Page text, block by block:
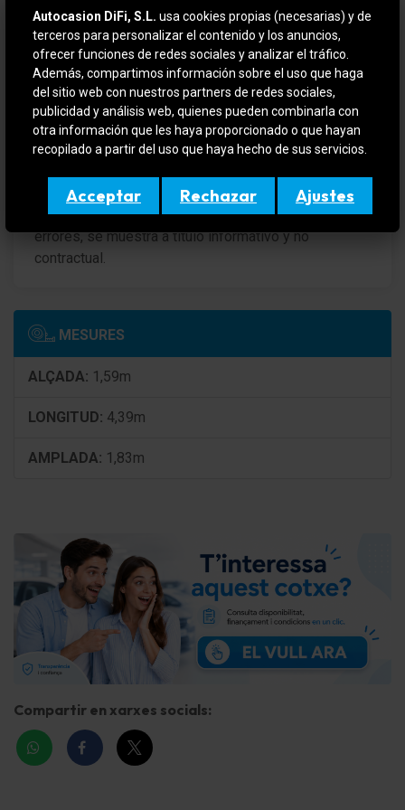
Retrovisor exterior Abyss Black
Barras portaequipajes en el techo
Regulación del alcance de las luces
Encendido automático de luces / Sensor de luz
Luz antiniebla trasera
Pilotos traseros LED
Limpiaparabrisas con Sensor de lluvia
Lunas Cristal protector ruido
Lunas detrás tintadas (Privacy Glass)
Luna trasera calefactable(s)
Receptor de radio digital (DAB+)
6 Altavoces
Dispositivo manos libres Bluetooth
Asistente a la conducción: sistema de seguridad
con automático Aviso de socorro (ERA GLONASS /
eCall)
VEHICULO EN OFERTA SI SE FINANCIA
Para más información contactar por teléfono o e-mail
o si quiere verlo y probarlo sin compromiso en (
DIFIMOLINS / DIFIGIRONA ). Amplio stock en
constante renovación, aceptamos su vehículo como
Este anuncio no es vinculante, puede contener
errores, se muestra a titulo informativo y no
contractual.
MESURES
ALÇADA: 1,59m
LONGITUD: 4,39m
AMPLADA: 1,83m
Compartir en xarxes socials:
Autocasion DiFi, S.L. usa cookies propias (necesarias) y de
terceros para personalizar el contenido y los anuncios,
ofrecer funciones de redes sociales y analizar el tráfico.
Además, compartimos información sobre el uso que haga
del sitio web con nuestros partners de redes sociales,
publicidad y análisis web, quienes pueden combinarla con
otra información que les haya proporcionado o que hayan
recopilado a partir del uso que haya hecho de sus servicios.
Acceptar Rechazar Ajustes